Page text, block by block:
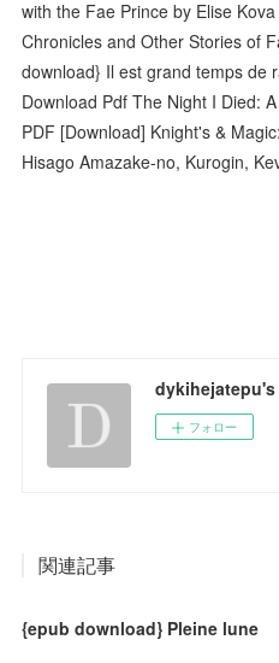
with the Fae Prince by Elise Kova
Chronicles and Other Stories of
download} Il est grand temps de
Download Pdf The Night I Died:
PDF [Download] Knight's &
Hisago Amazake-no, Kurogin,
dykihejatepu's
フォロー
関連記事
{epub download} Pleine lune